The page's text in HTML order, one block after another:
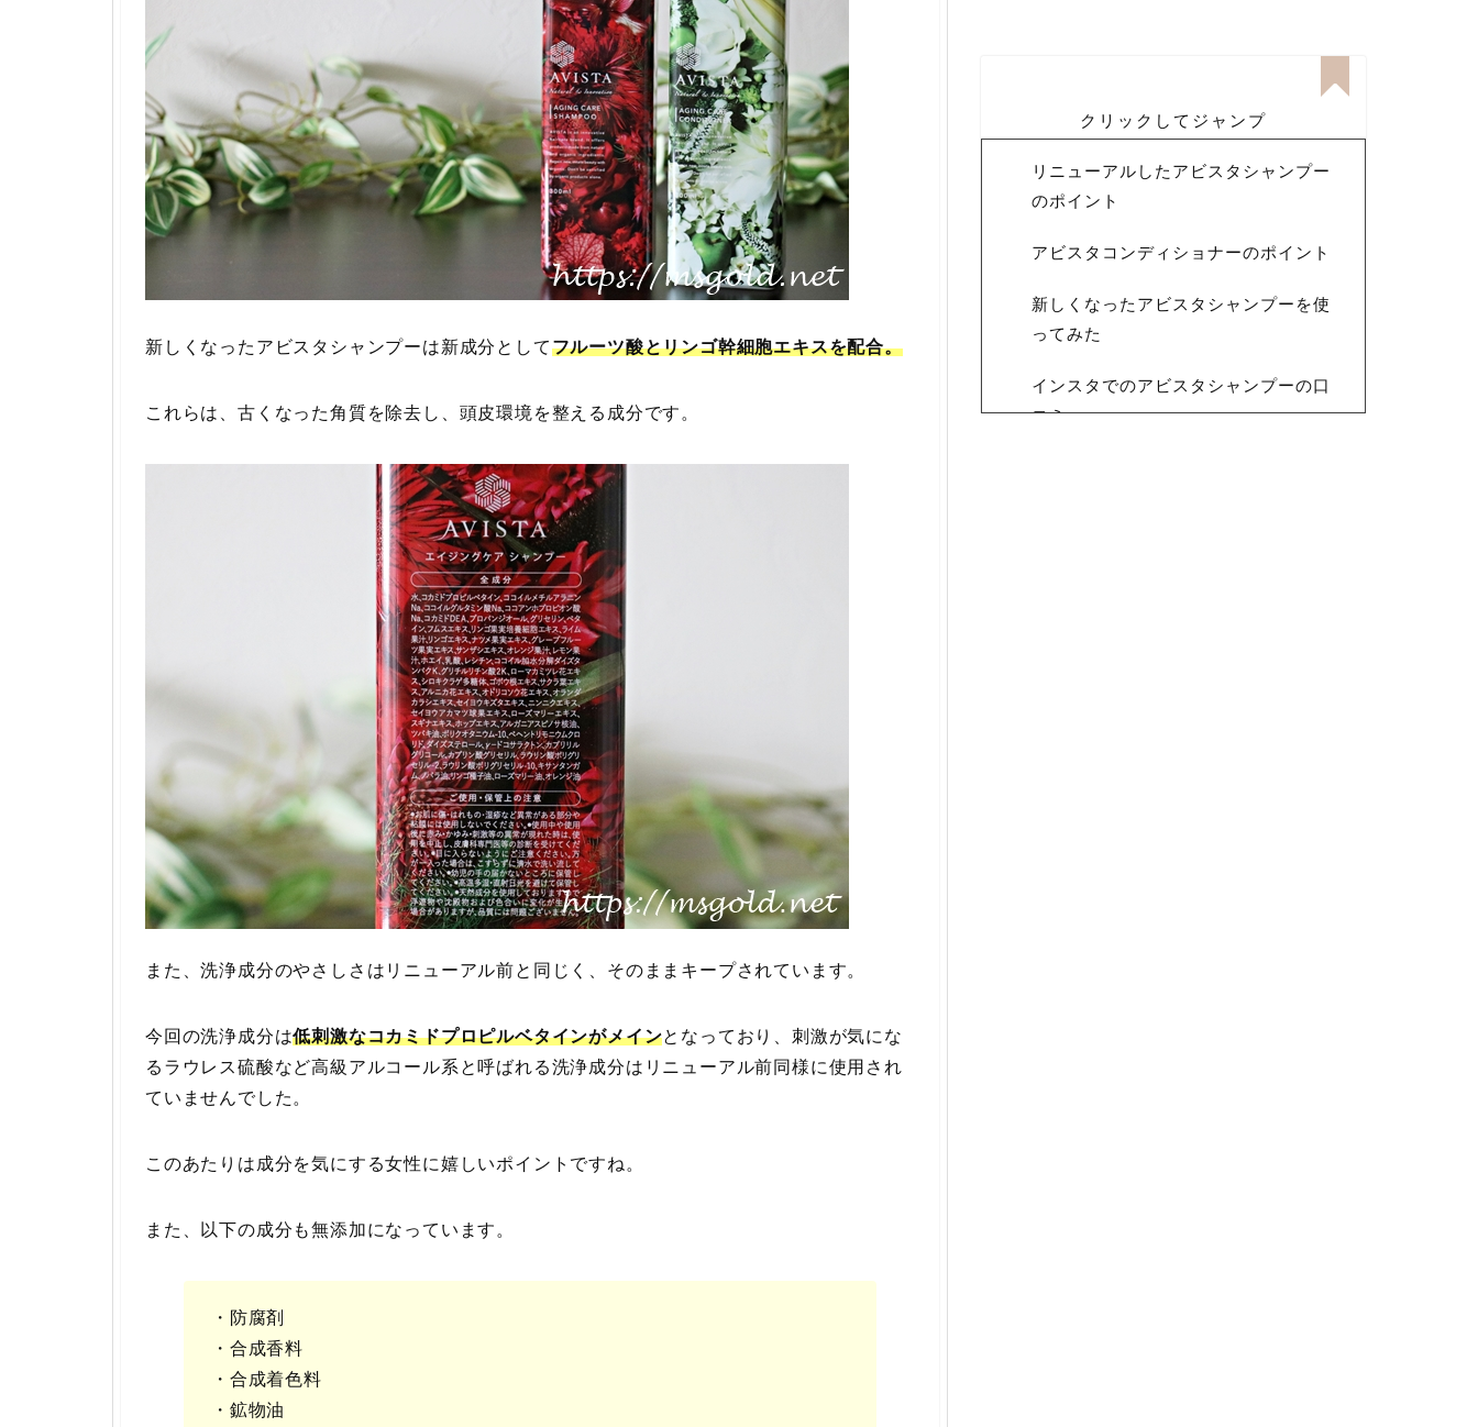
新しくなったアビスタシャンプーは新成分としてフルーツ酸とリンゴ幹細胞エキスを配合。
これらは、古くなった角質を除去し、頭皮環境を整える成分です。
また、洗浄成分のやさしさはリニューアル前と同じく、そのままキープされています。
今回の洗浄成分は低刺激なコカミドプロピルベタインがメインとなっており、刺激が気にな
るラウレス硫酸など高級アルコール系と呼ばれる洗浄成分はリニューアル前同様に使用され
ていませんでした。
このあたりは成分を気にする女性に嬉しいポイントですね。
また、以下の成分も無添加になっています。
・防腐剤
・合成香料
・合成着色料
・鉱物油
クリックしてジャンプ
リニューアルしたアビスタシャンプー
のポイント
アビスタコンディショナーのポイント
新しくなったアビスタシャンプーを使
ってみた
インスタでのアビスタシャンプーの口
コミ